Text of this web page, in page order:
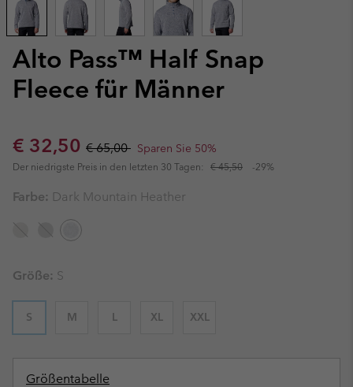
Alto Pass™ Half Snap
Fleece für Männer
Sale price:
€ 32,50 Regular price:
€ 65,00 Sparen Sie 50%
Der niedrigste Preis in den letzten 30 Tagen: € 45,50 -29%
Farbe: Dark Mountain Heather
Größe: S
S M L XL XXL
Größentabelle